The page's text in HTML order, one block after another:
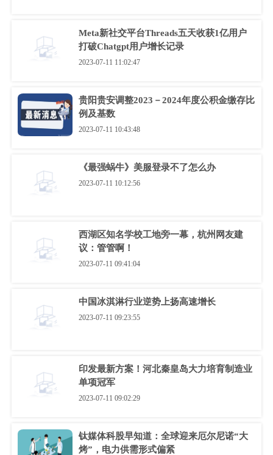
Meta新社交平台Threads五天收获1亿用户
打破Chatgpt用户增长记录
2023-07-11 11:02:47
贵阳贵安调整2023－2024年度公积金缴存比
例及基数
2023-07-11 10:43:48
《最强蜗牛》美服登录不了怎么办
2023-07-11 10:12:56
西湖区知名学校工地旁一幕，杭州网友建
议：管管啊！
2023-07-11 09:41:04
中国冰淇淋行业逆势上扬高速增长
2023-07-11 09:23:55
印发最新方案！河北秦皇岛大力培育制造业
单项冠军
2023-07-11 09:02:29
钛媒体科股早知道：全球迎来厄尔尼诺“大
烤”，电力供需形式偏紧